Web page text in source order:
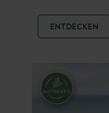
ENTDECKEN